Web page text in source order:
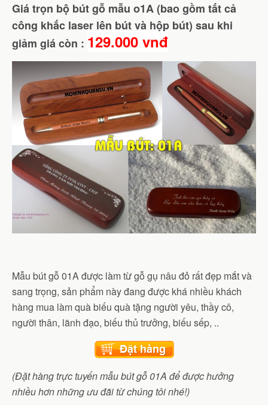
Giá trọn bộ bút gỗ mẫu o1A (bao gồm tất cả
công khắc laser lên bút và hộp bút) sau khi
giảm giá còn : 129.000 vnđ
Mẫu bút gỗ 01A được làm từ gỗ gụ nâu đỏ rất đẹp mắt và
sang trọng, sản phẩm này đang được khá nhiều khách
hàng mua làm quà biếu quà tặng người yêu, thầy cô,
người thân, lãnh đạo, biếu thủ trưởng, biếu sếp, ..
(Đặt hàng trực tuyến mẫu bút gỗ 01A để được hưởng
nhiều hơn những ưu đãi từ chúng tôi nhé!)